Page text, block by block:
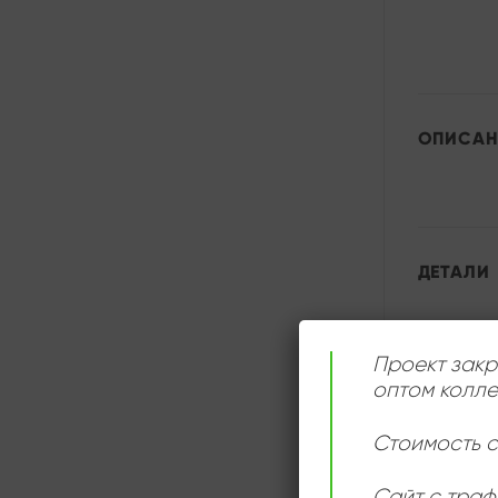
ДЕТАЛИ
Проект
оптом
Стоимость